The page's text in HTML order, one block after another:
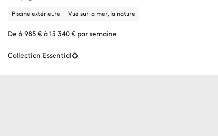
Piscine extérieure Vue sur la mer, la nature
De 6 985 € à 13 340 € par semaine
Collection Essential